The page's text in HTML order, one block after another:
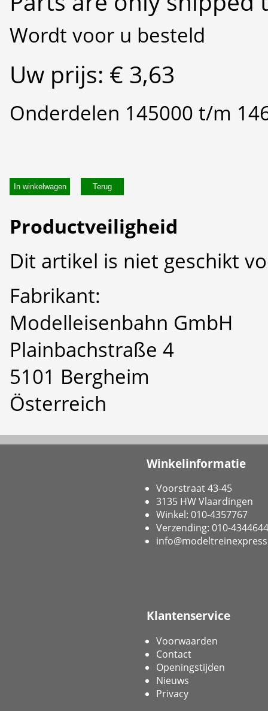
Wordt voor u besteld
Uw prijs: € 3,63
Onderdelen 145000 t/m
In winkelwagen
Productveiligheid
Dit artikel is niet geschikt
Fabrikant:
Modelleisenbahn GmbH
Plainbachstraße 4
5101 Bergheim
Österreich
Winkelinformatie
Voorstraat 43-45
3135 HW Vlaardingen
Winkel: 010-4357767
Verzending: 010-4344644
Klantenservice
Voorwaarden
Contact
Openingstijden
Nieuws
Privacy